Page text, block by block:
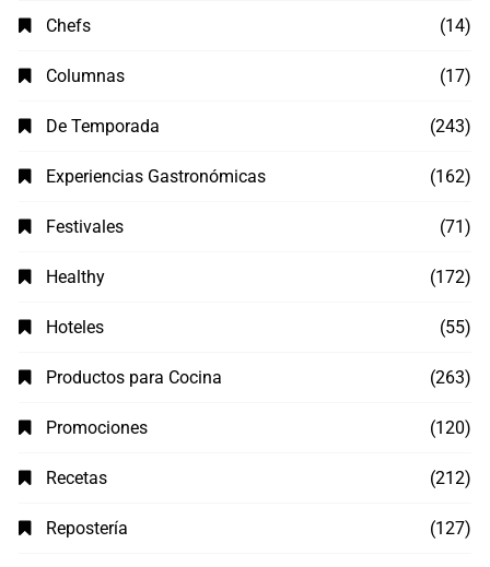
Chefs (14)
Columnas (17)
De Temporada (243)
Experiencias Gastronómicas (162)
Festivales (71)
Healthy (172)
Hoteles (55)
Productos para Cocina (263)
Promociones (120)
Recetas (212)
Repostería (127)